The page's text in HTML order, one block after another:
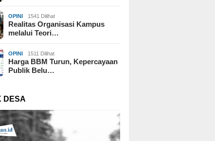
OPINI 1541 Dilihat
Realitas Organisasi Kampus
melalui Teori…
OPINI 1511 Dilihat
Harga BBM Turun, Kepercayaan
Publik Belu…
DESA